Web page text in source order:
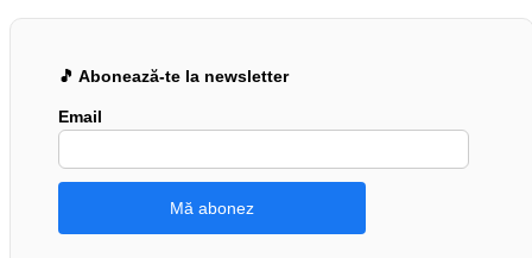
🎵 Abonează-te la newsletter
Email